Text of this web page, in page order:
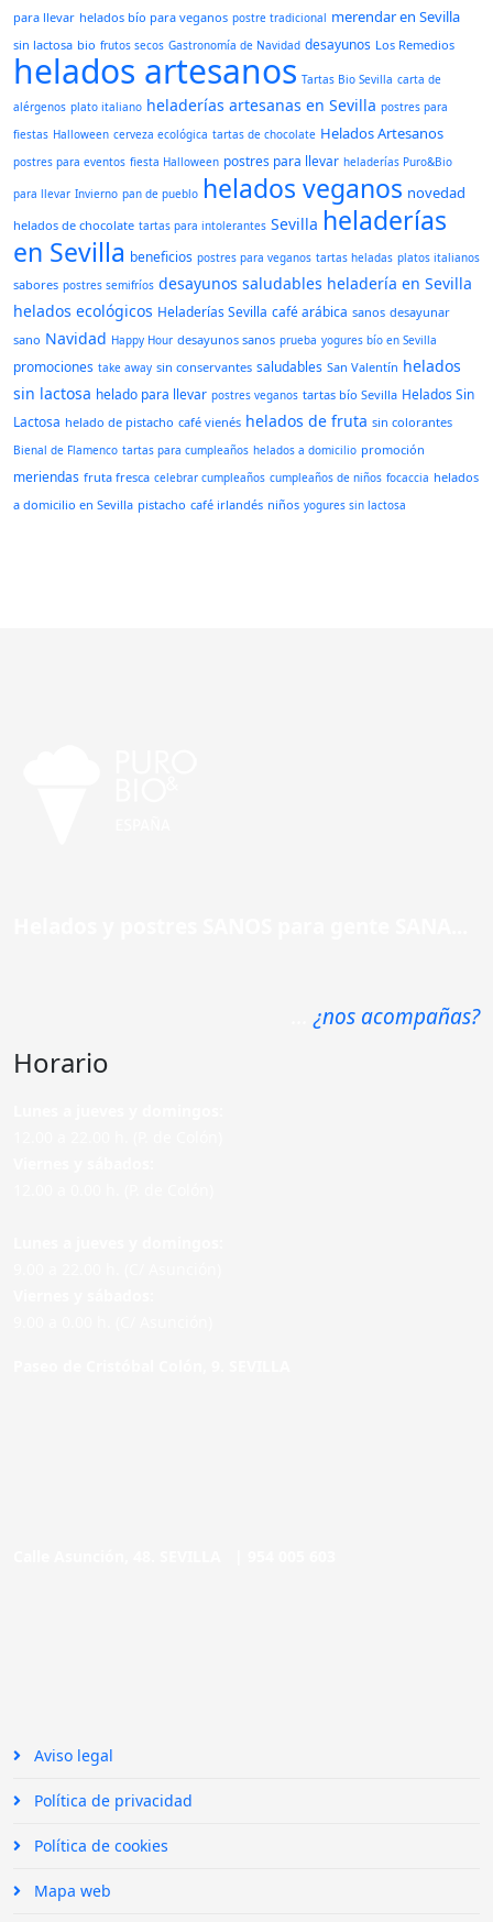
para llevar helados bío para veganos postre tradicional merendar en Sevilla
sin lactosa bio frutos secos Gastronomía de Navidad desayunos Los Remedios
helados artesanos Tartas Bio Sevilla carta de
alérgenos plato italiano heladerías artesanas en Sevilla postres para
fiestas Halloween cerveza ecológica tartas de chocolate Helados Artesanos
postres para eventos fiesta Halloween postres para llevar heladerías Puro&Bio
para llevar Invierno pan de pueblo helados veganos novedad
helados de chocolate tartas para intolerantes Sevilla heladerías
en Sevilla beneficios postres para veganos tartas heladas platos italianos
sabores postres semifríos desayunos saludables heladería en Sevilla
helados ecológicos Heladerías Sevilla café arábica sanos desayunar
sano Navidad Happy Hour desayunos sanos prueba yogures bío en Sevilla
promociones take away sin conservantes saludables San Valentín helados
sin lactosa helado para llevar postres veganos tartas bío Sevilla Helados Sin
Lactosa helado de pistacho café vienés helados de fruta sin colorantes
Bienal de Flamenco tartas para cumpleaños helados a domicilio promoción
meriendas fruta fresca celebrar cumpleaños cumpleaños de niños focaccia helados
a domicilio en Sevilla pistacho café irlandés niños yogures sin lactosa
¿nos acompañas?
Horario
Aviso legal
Política de privacidad
Política de cookies
Mapa web